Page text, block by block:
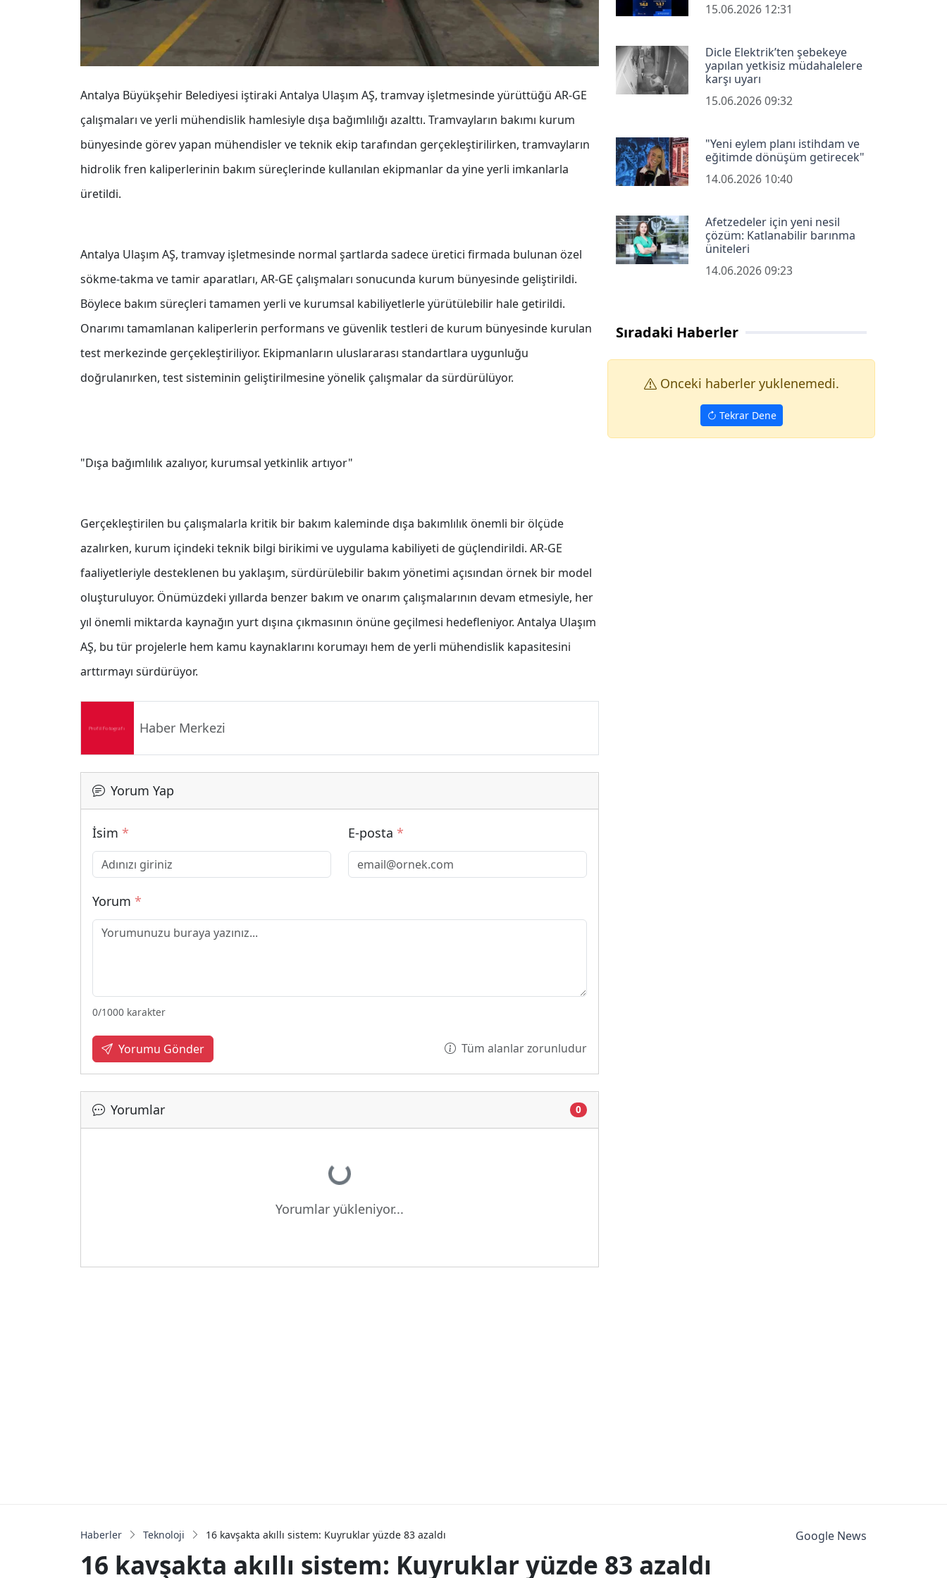
Antalya Büyükşehir Belediyesi iştiraki Antalya Ulaşım AŞ, tramvay işletmesinde yürüttüğü AR-GE
çalışmaları ve yerli mühendislik hamlesiyle dışa bağımlılığı azalttı. Tramvayların bakımı kurum
bünyesinde görev yapan mühendisler ve teknik ekip tarafından gerçekleştirilirken, tramvayların
hidrolik fren kaliperlerinin bakım süreçlerinde kullanılan ekipmanlar da yine yerli imkanlarla
üretildi.
Antalya Ulaşım AŞ, tramvay işletmesinde normal şartlarda sadece üretici firmada bulunan özel
sökme-takma ve tamir aparatları, AR-GE çalışmaları sonucunda kurum bünyesinde geliştirildi.
Böylece bakım süreçleri tamamen yerli ve kurumsal kabiliyetlerle yürütülebilir hale getirildi.
Onarımı tamamlanan kaliperlerin performans ve güvenlik testleri de kurum bünyesinde kurulan
test merkezinde gerçekleştiriliyor. Ekipmanların uluslararası standartlara uygunluğu
doğrulanırken, test sisteminin geliştirilmesine yönelik çalışmalar da sürdürülüyor.
"Dışa bağımlılık azalıyor, kurumsal yetkinlik artıyor"
Gerçekleştirilen bu çalışmalarla kritik bir bakım kaleminde dışa bakımlılık önemli bir ölçüde
azalırken, kurum içindeki teknik bilgi birikimi ve uygulama kabiliyeti de güçlendirildi. AR-GE
faaliyetleriyle desteklenen bu yaklaşım, sürdürülebilir bakım yönetimi açısından örnek bir model
oluşturuluyor. Önümüzdeki yıllarda benzer bakım ve onarım çalışmalarının devam etmesiyle, her
yıl önemli miktarda kaynağın yurt dışına çıkmasının önüne geçilmesi hedefleniyor. Antalya Ulaşım
AŞ, bu tür projelerle hem kamu kaynaklarını korumayı hem de yerli mühendislik kapasitesini
arttırmayı sürdürüyor.
Haber Merkezi
Yorum Yap
İsim * E-posta *
Yorum *
0/1000 karakter
Yorumu Gönder Tüm alanlar zorunludur
Yorumlar 0
Yükleniyor...
Yorumlar yükleniyor...
15.06.2026 12:31
Dicle Elektrik’ten şebekeye
yapılan yetkisiz müdahalelere
karşı uyarı
15.06.2026 09:32
"Yeni eylem planı istihdam ve
eğitimde dönüşüm getirecek"
14.06.2026 10:40
Afetzedeler için yeni nesil
çözüm: Katlanabilir barınma
üniteleri
14.06.2026 09:23
Sıradaki Haberler
Onceki haberler yuklenemedi.
Tekrar Dene
Haberler Teknoloji 16 kavşakta akıllı sistem: Kuyruklar yüzde 83 azaldı Google News
16 kavşakta akıllı sistem: Kuyruklar yüzde 83 azaldı